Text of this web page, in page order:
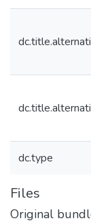
dc.type
Files
Original